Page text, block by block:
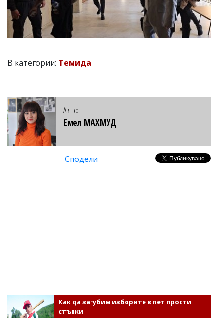
В категории: Темида
Автор
Емел МАХМУД
Сподели
Как да загубим изборите в пет прости
стъпки